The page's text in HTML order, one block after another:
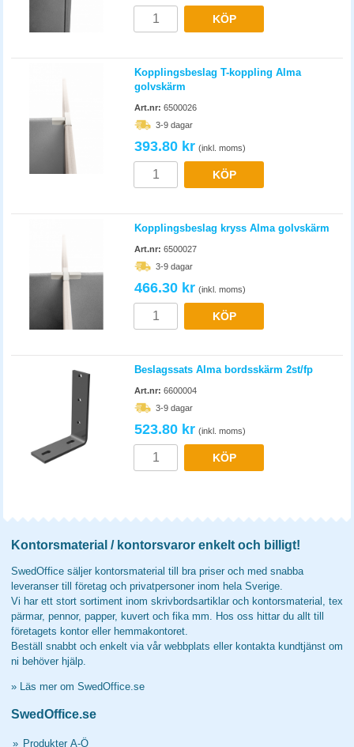
KÖP
Kopplingsbeslag T-koppling Alma
golvskärm
Art.nr: 6500026
3-9 dagar
393.80 kr (inkl. moms)
KÖP
Kopplingsbeslag kryss Alma golvskärm
Art.nr: 6500027
3-9 dagar
466.30 kr (inkl. moms)
KÖP
Beslagssats Alma bordsskärm 2st/fp
Art.nr: 6600004
3-9 dagar
523.80 kr (inkl. moms)
KÖP
Kontorsmaterial / kontorsvaror enkelt och billigt!
SwedOffice säljer kontorsmaterial till bra priser och med snabba
leveranser till företag och privatpersoner inom hela Sverige.
Vi har ett stort sortiment inom skrivbordsartiklar och kontorsmaterial, tex
pärmar, pennor, papper, kuvert och fika mm. Hos oss hittar du allt till
företagets kontor eller hemmakontoret.
Beställ snabbt och enkelt via vår webbplats eller kontakta kundtjänst om
ni behöver hjälp.
» Läs mer om SwedOffice.se
SwedOffice.se
» Produkter A-Ö